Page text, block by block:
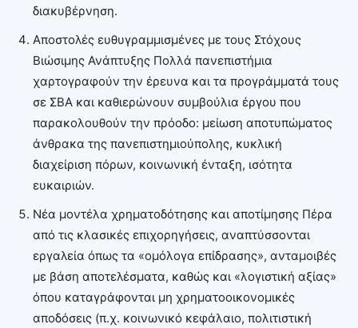
διακυβέρνηση.
Αποστολές ευθυγραμμισμένες με τους Στόχους
Βιώσιμης Ανάπτυξης Πολλά πανεπιστήμια
χαρτογραφούν την έρευνα και τα προγράμματά τους
σε ΣΒΑ και καθιερώνουν συμβούλια έργου που
παρακολουθούν την πρόοδο: μείωση αποτυπώματος
άνθρακα της πανεπιστημιούπολης, κυκλική
διαχείριση πόρων, κοινωνική ένταξη, ισότητα
ευκαιριών.
Νέα μοντέλα χρηματοδότησης και αποτίμησης Πέρα
από τις κλασικές επιχορηγήσεις, αναπτύσσονται
εργαλεία όπως τα «ομόλογα επίδρασης», ανταμοιβές
με βάση αποτελέσματα, καθώς και «λογιστική αξίας»
όπου καταγράφονται μη χρηματοοικονομικές
αποδόσεις (π.χ. κοινωνικό κεφάλαιο, πολιτιστική